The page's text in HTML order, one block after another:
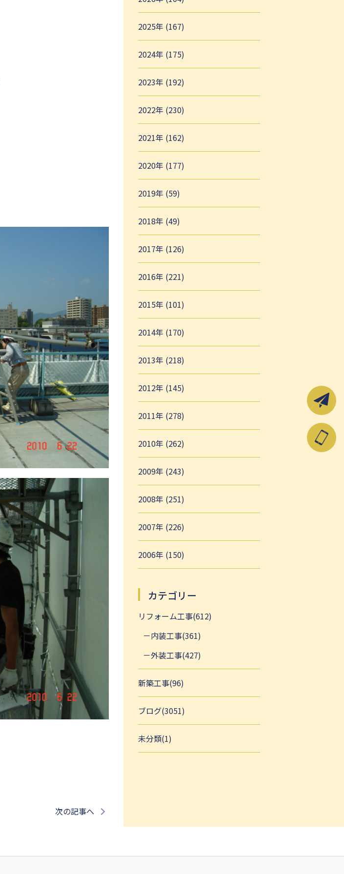
次の記事へ
2025年 (167)
2024年 (175)
2023年 (192)
2022年 (230)
2021年 (162)
2020年 (177)
2019年 (59)
2018年 (49)
2017年 (126)
2016年 (221)
2015年 (101)
2014年 (170)
2013年 (218)
2012年 (145)
2011年 (278)
2010年 (262)
2009年 (243)
2008年 (251)
2007年 (226)
2006年 (150)
カテゴリー
リフォーム工事(612)
内装工事(361)
外装工事(427)
新築工事(96)
ブログ(3051)
未分類(1)